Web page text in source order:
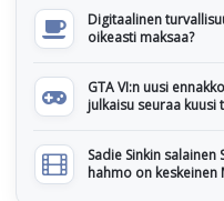
Digitaalinen
oikeasti maksaa?
GTA VI:n uusi
julkaisu seuraa
Sadie Sinkin
hahmo on keskeinen